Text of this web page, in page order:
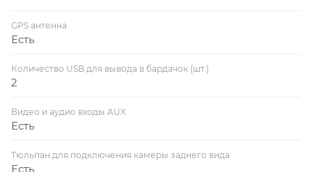
GPS антенна
Есть
Количество USB для вывода в бардачок (шт.)
2
Видео и аудио входы AUX
Есть
Тюльпан для подключения камеры заднего вида
Есть